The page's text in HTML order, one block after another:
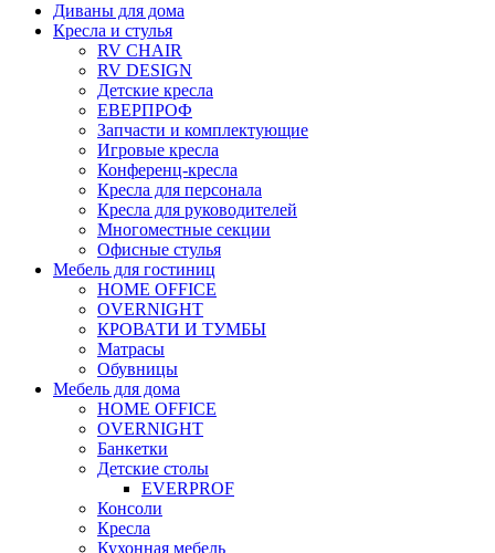
Диваны для дома
Кресла и стулья
RV CHAIR
RV DESIGN
Детские кресла
ЕВЕРПРОФ
Запчасти и комплектующие
Игровые кресла
Конференц-кресла
Кресла для персонала
Кресла для руководителей
Многоместные секции
Офисные стулья
Мебель для гостиниц
HOME OFFICE
OVERNIGHT
КРОВАТИ И ТУМБЫ
Матрасы
Обувницы
Мебель для дома
HOME OFFICE
OVERNIGHT
Банкетки
Детские столы
EVERPROF
Консоли
Кресла
Кухонная мебель